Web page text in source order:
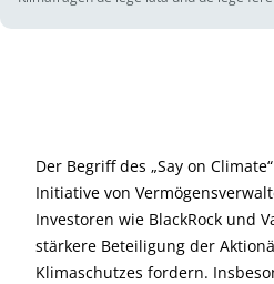
Der Begriff des „Say on
Initiative von
Investoren wie BlackRock und
stärkere Beteiligung der
Klimaschutzes fordern.